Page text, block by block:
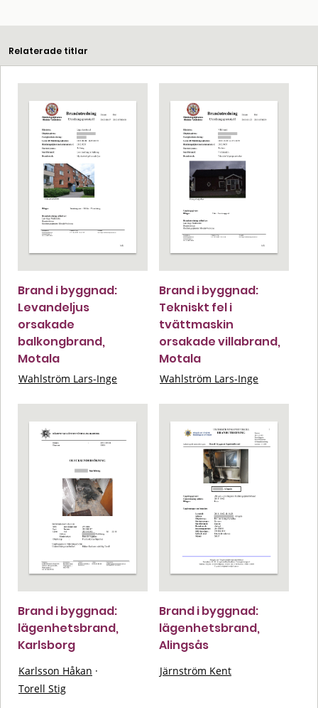
Relaterade titlar
Brand i byggnad:
Levandeljus
orsakade
balkongbrand,
Motala
Wahlström Lars-Inge
Brand i byggnad:
Tekniskt fel i
tvättmaskin
orsakade villabrand,
Motala
Wahlström Lars-Inge
Brand i byggnad:
lägenhetsbrand,
Karlsborg
Karlsson Håkan ·
Torell Stig
Brand i byggnad:
lägenhetsbrand,
Alingsås
Järnström Kent